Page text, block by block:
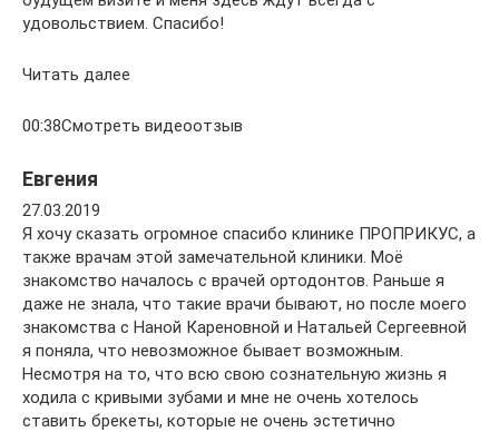
удовольствием. Спасибо!
Читать далее
00:38Смотреть видеоотзыв
Евгения
27.03.2019
Я хочу сказать огромное спасибо клинике ПРОПРИКУС, а
также врачам этой замечательной клиники. Моё
знакомство началось с врачей ортодонтов. Раньше я
даже не знала, что такие врачи бывают, но после моего
знакомства с Наной Кареновной и Натальей Сергеевной
я поняла, что невозможное бывает возможным.
Несмотря на то, что всю свою сознательную жизнь я
ходила с кривыми зубами и мне не очень хотелось
ставить брекеты, которые не очень эстетично